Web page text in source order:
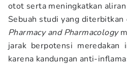
otot serta meningkatkan aliran
Sebuah studi yang diterbitkan
Pharmacy and Pharmacology
jarak berpotensi
karena kandungan anti-